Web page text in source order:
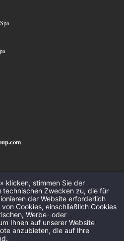
-Jupiter News-Downloads-Häufig gestellte
- Legal Notice-Recruitment- Alternative
klicken, stimmen Sie der
technischen Zwecken zu, die für
der Website erforderlich
Cookies, einschließlich Cookies
Werbe- oder
Ihnen auf unserer Website
anzubieten, die auf Ihre